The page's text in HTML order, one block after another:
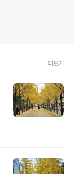
더보기